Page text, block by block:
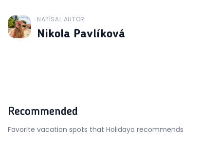
J
NAPÍSAL AUTOR
Nikola Pavlíková
Recommended
Favorite vacation spots that Holidayo recommends